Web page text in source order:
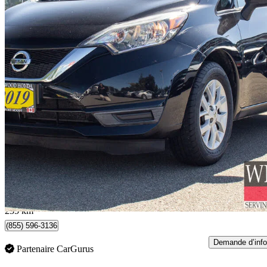
2019 Nissan Versa Note
SV FWD118 472 km
Affaire
174 $/mois env.
Port Moody, BC
235 km
(855) 596-3136
Partenaire CarGurus
Demande d’info